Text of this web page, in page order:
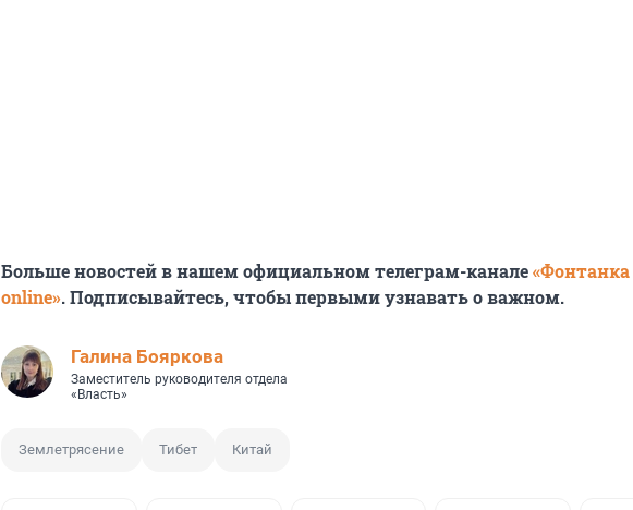
Больше новостей в нашем официальном телеграм-канале«Фонтанка
online». Подписывайтесь, чтобы первыми узнавать о важном.
Галина Бояркова
Заместитель руководителя отдела
«Власть»
Землетрясение Тибет Китай